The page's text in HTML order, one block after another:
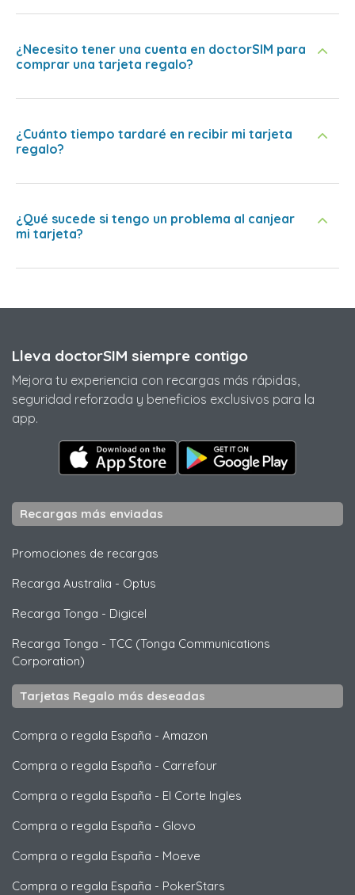
¿Necesito tener una cuenta en doctorSIM para
comprar una tarjeta regalo?
¿Cuánto tiempo tardaré en recibir mi tarjeta
regalo?
¿Qué sucede si tengo un problema al canjear
mi tarjeta?
Lleva doctorSIM siempre contigo
Mejora tu experiencia con recargas más rápidas,
seguridad reforzada y beneficios exclusivos para la
app.
Recargas más enviadas
Promociones de recargas
Recarga Australia - Optus
Recarga Tonga - Digicel
Recarga Tonga - TCC (Tonga Communications
Corporation)
Tarjetas Regalo más deseadas
Compra o regala España - Amazon
Compra o regala España - Carrefour
Compra o regala España - El Corte Ingles
Compra o regala España - Glovo
Compra o regala España - Moeve
Compra o regala España - PokerStars